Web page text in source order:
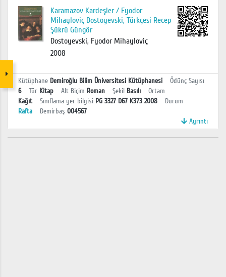
Karamazov Kardeşler / Fyodor
Mihayloviç Dostoyevski, Türkçesi Recep
Şükrü Güngör
Dostoyevski, Fyodor Mihayloviç
2008
Kütüphane Demiroğlu Bilim Üniversitesi Kütüphanesi
Ödünç Sayısı
6
Tür Kitap Alt Biçim Roman Şekil Basılı
Ortam
Kağıt
Sınıflama yer bilgisi PG 3327 D67 K373 2008
Durum
Rafta
Demirbaş 004567
Ayrıntı